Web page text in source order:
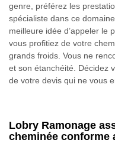
genre, préférez les
spécialiste dans ce
meilleure idée d’appeler le
vous profitiez de votre
grands froids. Vous ne
et son étanchéité. Décidez
de votre devis qui ne vous
Lobry Ramonage
cheminée conforme